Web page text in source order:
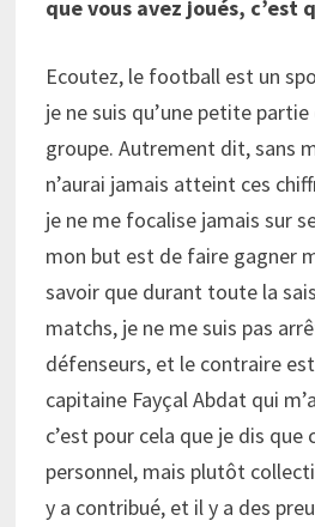
que vous avez joués, c’est
Ecoutez, le football est un
je ne suis qu’une petite
groupe. Autrement dit, sans
n’aurai jamais atteint ces
je ne me focalise jamais sur
mon but est de faire gagner
savoir que durant toute la
matchs, je ne me suis pas
défenseurs, et le contraire
capitaine Fayçal Abdat qui
c’est pour cela que je dis que
personnel, mais plutôt
y a contribué, et il y a des